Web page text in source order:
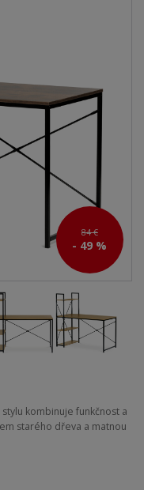
84 €
- 49 %
kombinuje funkčnost a
starého dřeva a matnou